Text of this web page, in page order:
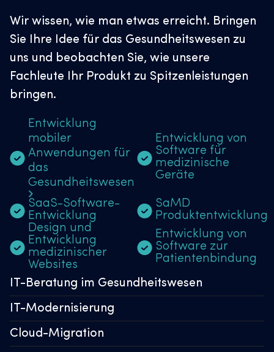
Wir wissen, wie man etwas erreicht. Bringen
Sie Ihre Idee für das Gesundheitswesen zu
uns und beobachten Sie, wie unsere
Fachleute Ihr Produkt zu Spitzenleistungen
bringen.
Entwicklung
mobiler
Anwendungen für
das
Gesundheitswesen
Entwicklung von
Software für
medizinische
Geräte
SaaS-Software-
Entwicklung
SaMD
Produktentwicklung
Design und
Entwicklung
medizinischer
Websites
Entwicklung von
Software zur
Patientenbindung
IT-Beratung im Gesundheitswesen
IT-Modernisierung
Cloud-Migration